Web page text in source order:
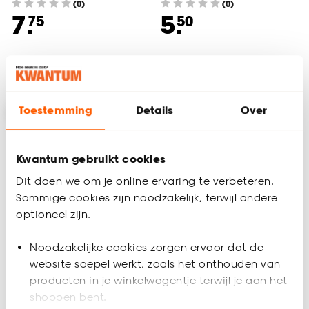
Toestemming Details Over
Kwantum gebruikt cookies
Dit doen we om je online ervaring te verbeteren.
Sommige cookies zijn noodzakelijk, terwijl andere
optioneel zijn.
Noodzakelijke cookies zorgen ervoor dat de
website soepel werkt, zoals het onthouden van
producten in je winkelwagentje terwijl je aan het
shoppen bent.
(0)
7.75
Binnen 2-3 werkdagen bezorgd
(0)
5.50
Steun 28mm